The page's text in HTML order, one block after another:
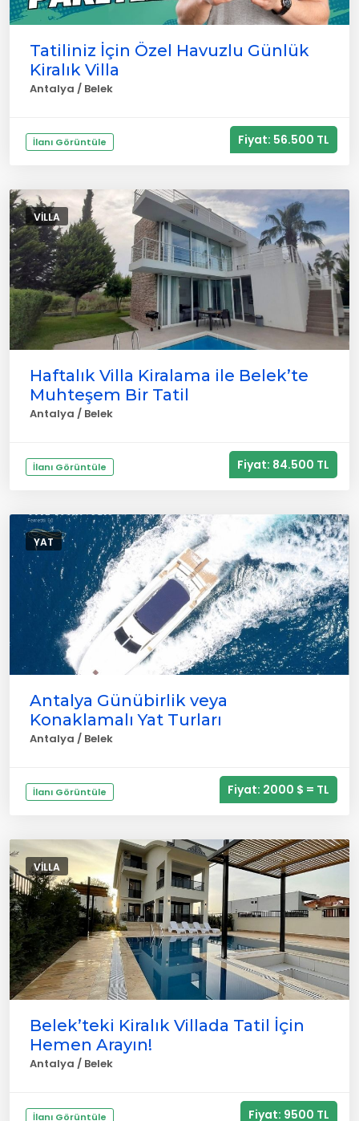
Tatiliniz İçin Özel Havuzlu Günlük
Kiralık Villa
Antalya / Belek
İlanı Görüntüle Fiyat: 56.500 TL
VILLA
Haftalık Villa Kiralama ile Belek’te
Muhteşem Bir Tatil
Antalya / Belek
İlanı Görüntüle Fiyat: 84.500 TL
YAT
Antalya Günübirlik veya
Konaklamalı Yat Turları
Antalya / Belek
İlanı Görüntüle Fiyat: 2000 $ = TL
VILLA
Belek’teki Kiralık Villada Tatil İçin
Hemen Arayın!
Antalya / Belek
İlanı Görüntüle Fiyat: 9500 TL